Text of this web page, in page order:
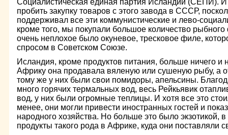
Социалистическая единая партия Исландии (СЕПИ).
пробить закупку товаров с этого завода в СССР,
поддерживал все эти коммунистические и лево-
кроме того, мы покупали большое количество
очень неплохое было окуневое, тресковое филе,
спросом в Советском Cоюзе.
Исландия, кроме продуктов питания, больше ничего
Африку она продавала вяленую или сушеную рыбу, а
тому же у них были свои помидоры, апельсины.
много горячих термальных вод, весь Рейкьявик
вод, у них были огромные теплицы. И хотя все это
менее, они могли привести иностранных гостей и
народного хозяйства. Но больше это было экзотикой,
продукты такого рода в Африке, куда они